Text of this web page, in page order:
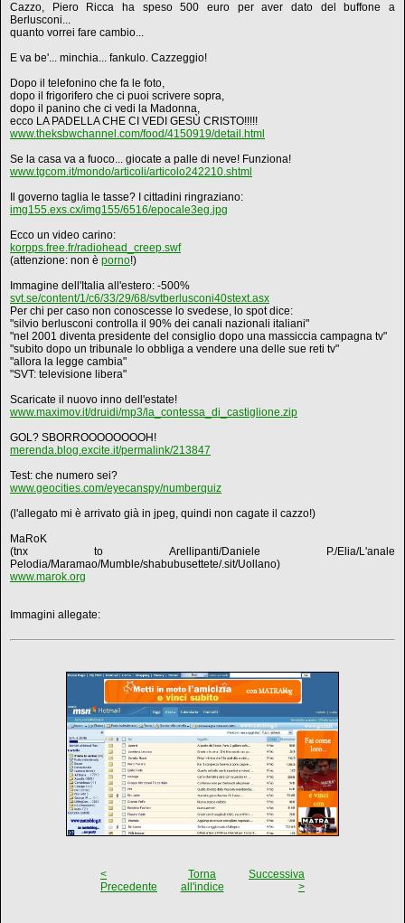
Cazzo, Piero Ricca ha speso 500 euro per aver dato del buffone a
Berlusconi...
quanto vorrei fare cambio...
E va be'... minchia... fankulo. Cazzeggio!
Dopo il telefonino che fa le foto,
dopo il frigorifero che ci puoi scrivere sopra,
dopo il panino che ci vedi la Madonna,
ecco LA PADELLA CHE CI VEDI GESÙ CRISTO!!!!!
www.theksbwchannel.com/food/4150919/detail.html
Se la casa va a fuoco... giocate a palle di neve! Funziona!
www.tgcom.it/mondo/articoli/articolo242210.shtml
Il governo taglia le tasse? I cittadini ringraziano:
img155.exs.cx/img155/6516/epocale3eg.jpg
Ecco un video carino:
korpps.free.fr/radiohead_creep.swf
(attenzione: non è porno!)
Immagine dell'Italia all'estero: -500%
svt.se/content/1/c6/33/29/68/svtberlusconi40stext.asx
Per chi per caso non conoscesse lo svedese, lo spot dice:
"silvio berlusconi controlla il 90% dei canali nazionali italiani"
"nel 2001 diventa presidente del consiglio dopo una massiccia campagna tv"
"subito dopo un tribunale lo obbliga a vendere una delle sue reti tv"
"allora la legge cambia"
"SVT: televisione libera"
Scaricate il nuovo inno dell'estate!
www.maximov.it/druidi/mp3/la_contessa_di_castiglione.zip
GOL? SBORROOOOOOOOH!
merenda.blog.excite.it/permalink/213847
Test: che numero sei?
www.geocities.com/eyecanspy/numberquiz
(l'allegato mi è arrivato già in jpeg, quindi non cagate il cazzo!)
MaRoK
(tnx to Arellipanti/Daniele P./Elia/L'anale
Pelodia/Maramao/Mumble/shabubusettete/.sit/Uollano)
www.marok.org
Immagini allegate:
<
Precedente
Torna
all'indice
Successiva
>